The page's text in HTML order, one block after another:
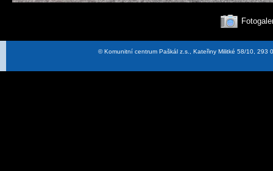
© Komunitní centrum Paškál z.s., Kateřiny Militké 58/10,